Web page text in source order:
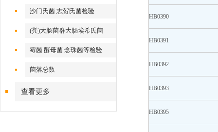
沙门氏菌 志贺氏菌检验
(粪)大肠菌群大肠埃希氏菌
霉菌 酵母菌 念珠菌等检验
菌落总数
查看更多
HB0390
HB0391
HB0392
HB0393
HB0395